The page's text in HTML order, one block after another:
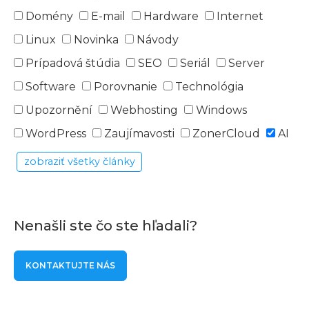
Domény
E-mail Hardware
Internet
Linux
Novinka
Návody
Prípadová štúdia
SEO Seriál
Server
Software
Porovnanie
Technológia
Upozornění
Webhosting
Windows
WordPress
Zaujímavosti ZonerCloud AI
zobraziť všetky články
Nenašli ste čo ste hľadali?
KONTAKTUJTE NÁS